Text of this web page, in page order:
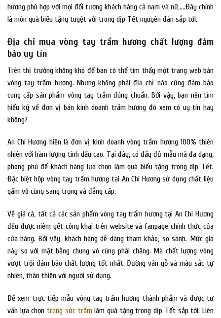
hương phù hợp với mọi đối tượng khách hàng cả nam và nữ,….Đây chính
là món quà biếu tặng tuyệt vời trong dịp Tết nguyên đán sắp tới.
Địa chỉ mua vòng tay trầm hương chất lượng đảm
bảo uy tín
Trên thị trường không khó để bạn có thể tìm thấy một trang web bán
vòng tay trầm hương. Nhưng không phải địa chỉ nào cũng đảm bảo
cung cấp sản phẩm vòng tay trầm đúng chuẩn. Bởi vậy, bạn nên tìm
hiểu kỹ về đơn vị bán kinh doanh trầm hương đó xem có uy tín hay
không?
An Chi Hương hiện là đơn vị kinh doanh vòng trầm hương 100% thiên
nhiên với hàm lượng tinh dầu cao. Tại đây, có đầy đủ mẫu mã đa dạng,
phong phú để khách hàng lựa chọn làm quà biếu tặng trong dịp Tết.
Đặc biệt hộp vòng tay trầm hương tại An Chi Hương sử dụng chất liệu
gấm vô cùng sang trọng và đẳng cấp.
Về giá cả, tất cả các sản phẩm vòng tay trầm hương tại An Chi Hương
đều được niêm yết công khai trên website và fanpage chính thức của
cửa hàng. Bởi vậy, khách hàng dễ dàng tham khảo, so sánh. Mức giá
này so với mặt bằng chung vô cùng phải chăng. Mà chất lượng vòng
vượt trội đảm bảo chất lượng tốt nhất. Đường vân gỗ và màu sắc tự
nhiên, thân thiện với người sử dụng.
Để xem trực tiếp mẫu vòng tay trầm hương thành phẩm và được tư
vấn lựa chọntrang sức trầmlàm quà tặng trong dịp Tết sắp tới. Liên